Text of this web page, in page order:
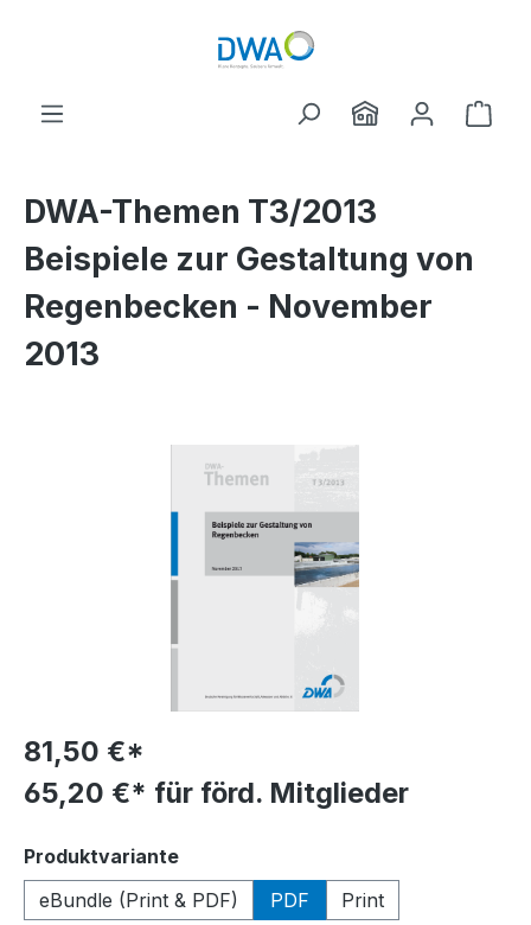
DWA-Themen T3/2013
Beispiele zur Gestaltung von
Regenbecken - November
2013
81,50 €*
65,20 €* für förd. Mitglieder
Produktvarianteauswählen
eBundle (Print & PDF)
PDF Print